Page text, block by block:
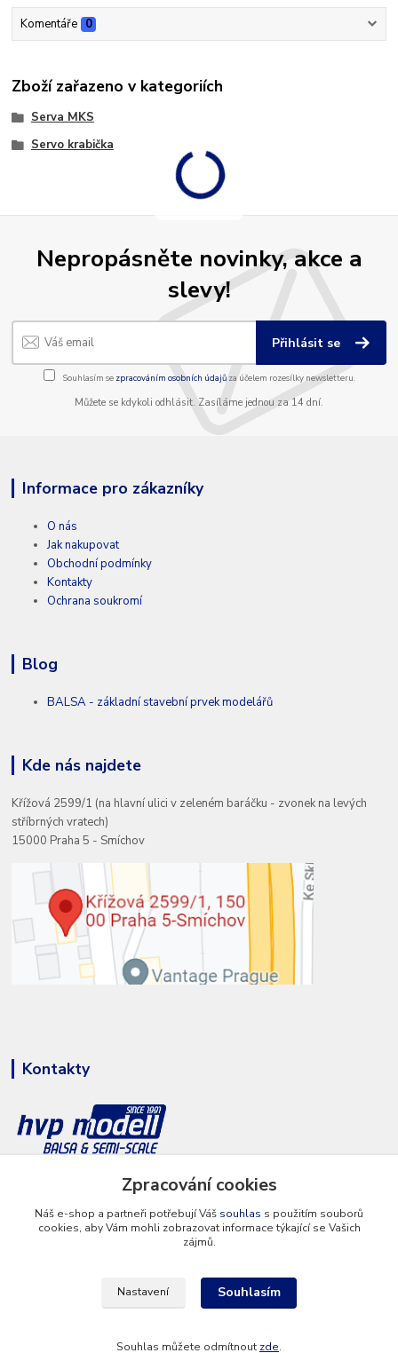
Komentáře 0
Zboží zařazeno v kategoriích
Serva MKS
Servo krabička
Nepropásněte novinky, akce a
slevy!
Přihlásit se
Souhlasím se zpracováním osobních údajůza účelem rozesílky newsletteru.
Můžete se kdykoli odhlásit. Zasíláme jednou za 14 dní.
Informace pro zákazníky
O nás
Jak nakupovat
Obchodní podmínky
Kontakty
Ochrana soukromí
Blog
BALSA - základní stavební prvek modelářů
Kde nás najdete
Křížová 2599/1 (na hlavní ulici v zeleném baráčku - zvonek na levých
stříbrných vratech)
15000 Praha 5 - Smíchov
Kontakty
+420 777 286 674
info@hvp-modell.cz
Zpracování cookies
Náš e-shop a partneři potřebují Váš souhlas s použitím souborů
cookies, aby Vám mohli zobrazovat informace týkající se Vašich
zájmů.
Nastavení Souhlasím
Souhlas můžete odmítnout zde.